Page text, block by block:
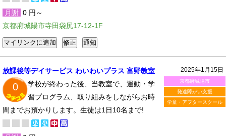
月謝 0 円～
京都府城陽市寺田袋尻17-12-1F
2025年1月15日
京都府城陽市
発達障がい支援
学童・アフタースクール
放課後等デイサービス わいわいプラス 富野教室
0
学校が終わった後、当教室で、運動・学
習プログラム、取り組みをしながらお時
間までお預かりします。生徒は1日10名まで!